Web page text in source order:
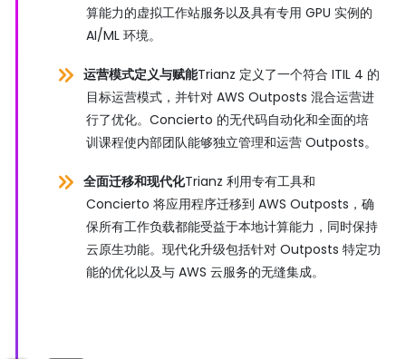
算能力的虚拟工作站服务以及具有专用 GPU 实例的
AI/ML 环境。
运营模式定义与赋能Trianz 定义了一个符合 ITIL 4 的
目标运营模式，并针对 AWS Outposts 混合运营进
行了优化。Concierto 的无代码自动化和全面的培
训课程使内部团队能够独立管理和运营 Outposts。
全面迁移和现代化Trianz 利用专有工具和
Concierto 将应用程序迁移到 AWS Outposts，确
保所有工作负载都能受益于本地计算能力，同时保持
云原生功能。现代化升级包括针对 Outposts 特定功
能的优化以及与 AWS 云服务的无缝集成。